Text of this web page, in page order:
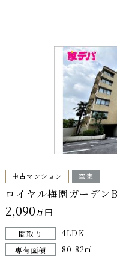
中古マンション 空家
ロイヤル梅園ガーデン
2,090万円
間取り 4LDK
専有面積
80.82㎡